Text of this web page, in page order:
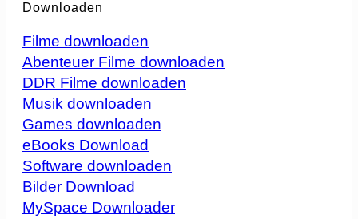
Downloaden
Filme downloaden
Abenteuer Filme downloaden
DDR Filme downloaden
Musik downloaden
Games downloaden
eBooks Download
Software downloaden
Bilder Download
MySpace Downloader